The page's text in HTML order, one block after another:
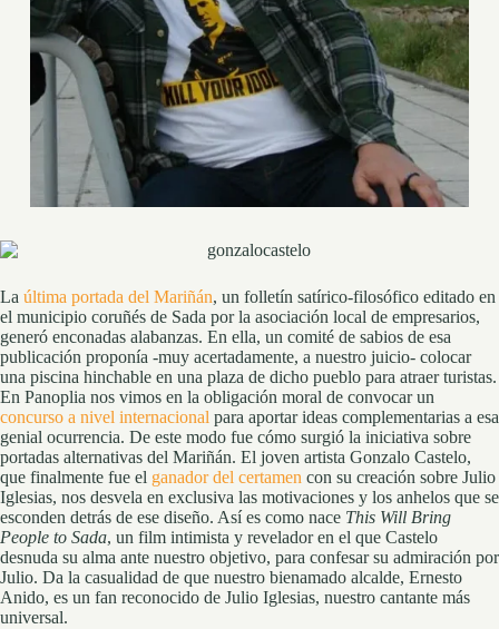
La última portada del Mariñán, un folletín satírico-filosófico editado en
el municipio coruñés de Sada por la asociación local de empresarios,
generó enconadas alabanzas. En ella, un comité de sabios de esa
publicación proponía -muy acertadamente, a nuestro juicio- colocar
una piscina hinchable en una plaza de dicho pueblo para atraer turistas.
En Panoplia nos vimos en la obligación moral de convocar un
concurso a nivel internacional para aportar ideas complementarias a esa
genial ocurrencia. De este modo fue cómo surgió la iniciativa sobre
portadas alternativas del Mariñán. El joven artista Gonzalo Castelo,
que finalmente fue el ganador del certamen con su creación sobre Julio
Iglesias, nos desvela en exclusiva las motivaciones y los anhelos que se
esconden detrás de ese diseño. Así es como nace This Will Bring
People to Sada, un film intimista y revelador en el que Castelo
desnuda su alma ante nuestro objetivo, para confesar su admiración por
Julio. Da la casualidad de que nuestro bienamado alcalde, Ernesto
Anido, es un fan reconocido de Julio Iglesias, nuestro cantante más
universal.